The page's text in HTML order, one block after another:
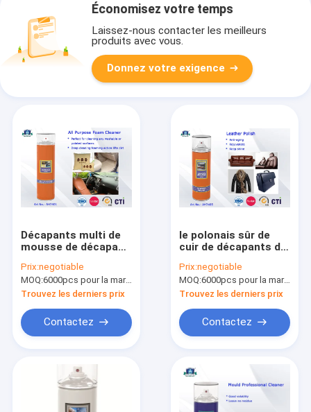
Économisez votre temps
Laissez-nous contacter les meilleurs
produits avec vous.
Donnez votre exigence
Décapants multi de
mousse de décapant
pour des produits
d'entretien de pièce
de Chambre
Prix:negotiable
MOQ:6000pcs pour la marque d'Aristo, 15000pcs pour la marque de client
Trouvez les derniers prix
Contactez
le polonais sûr de
cuir de décapants du
pénètrent la capacité
et la résistance aux
intempéries
Prix:negotiable
MOQ:6000pcs pour la marque d'Aristo, 15000pcs pour la marque de client
Trouvez les derniers prix
Contactez